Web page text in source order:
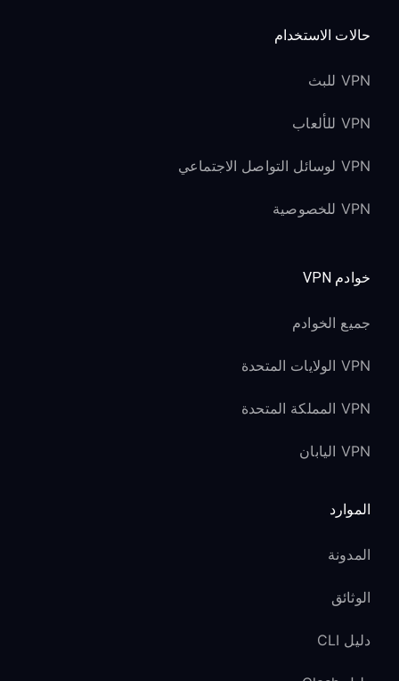
حالات الاستخدام
VPN للبث
VPN للألعاب
VPN لوسائل التواصل الاجتماعي
VPN للخصوصية
خوادم VPN
جميع الخوادم
VPN الولايات المتحدة
VPN المملكة المتحدة
VPN اليابان
الموارد
المدونة
الوثائق
دليل CLI